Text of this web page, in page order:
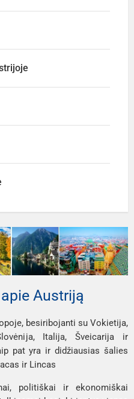
Austriją
besiribojanti su Vokietija,
Italija, Šveicarija ir
pat yra ir didžiausias šalies
ir Lincas
politiškai ir ekonomiškai